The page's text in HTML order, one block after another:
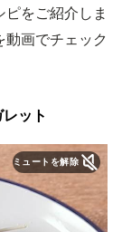
をご紹介しま
画でチェック
ット
ミュートを解除